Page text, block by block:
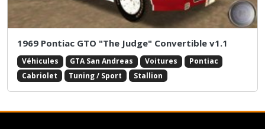
1969 Pontiac GTO "The Judge" Convertible v1.1
Véhicules GTA San Andreas Voitures
Pontiac
Cabriolet
Tuning / Sport Stallion